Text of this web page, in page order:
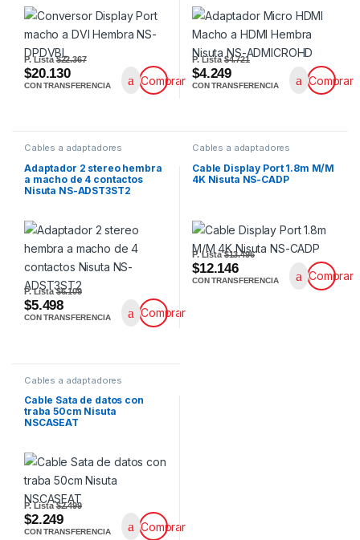
P. Lista$22.367
$20.130
CON TRANSFERENCIA Comprar
P. Lista$4.721
$4.249
CON TRANSFERENCIA Comprar
Cables a adaptadores
Adaptador 2 stereo hembra
a macho de 4 contactos
Nisuta NS-ADST3ST2
P. Lista$6.109
$5.498
CON TRANSFERENCIA Comprar
Cables a adaptadores
Cable Display Port 1.8m M/M
4K Nisuta NS-CADP
P. Lista$13.496
$12.146
CON TRANSFERENCIA Comprar
Cables a adaptadores
Cable Sata de datos con
traba 50cm Nisuta
NSCASEAT
P. Lista$2.499
$2.249
CON TRANSFERENCIA Comprar